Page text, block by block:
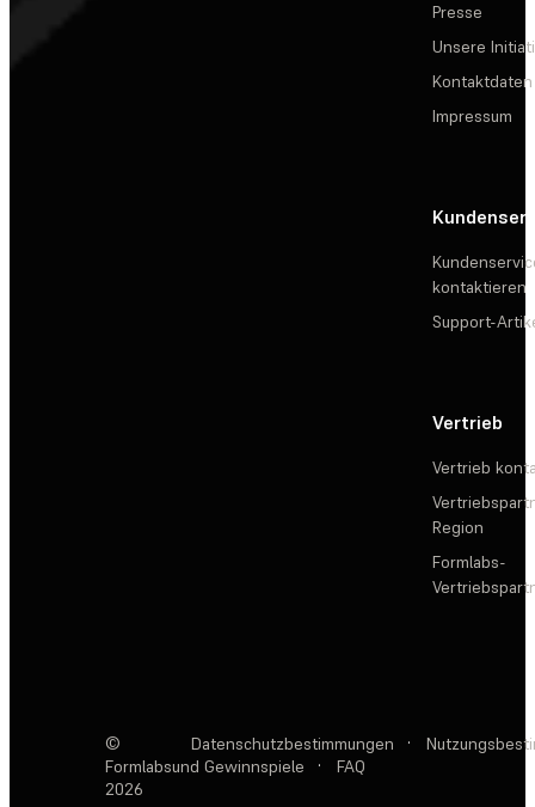
Presse
Unsere
Kontaktdaten
Impressum
kontaktieren
Support-
Vertrieb
Vertrieb
Region
Formlabs-
©
Formlabs
2026
Datenschutzbestimmungen ·
und Gewinnspiele
· FAQ